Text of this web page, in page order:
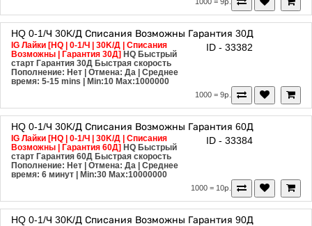
HQ 0-1/Ч 30K/Д Списания Возможны Гарантия 30Д
IG Лайки [HQ | 0-1/Ч | 30K/Д | Списания
Возможны | Гарантия 30Д] HQ Быстрый
старт Гарантия 30Д Быстрая скорость
Пополнение: Нет | Отмена: Да | Среднее
время: 5-15 mins
| Min:10 Max:1000000
ID - 33382
1000 = 9р.
HQ 0-1/Ч 30K/Д Списания Возможны Гарантия 60Д
IG Лайки [HQ | 0-1/Ч | 30K/Д | Списания
Возможны | Гарантия 60Д] HQ Быстрый
старт Гарантия 60Д Быстрая скорость
Пополнение: Нет | Отмена: Да | Среднее
время: 6 минут
| Min:30 Max:10000000
ID - 33384
1000 = 10р.
HQ 0-1/Ч 30K/Д Списания Возможны Гарантия 90Д